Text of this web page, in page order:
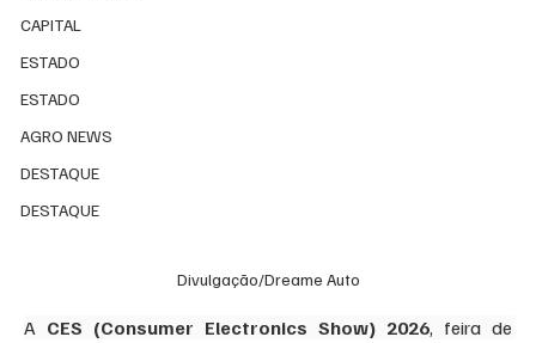
CAPITAL
ESTADO
ESTADO
AGRO NEWS
DESTAQUE
DESTAQUE
Divulgação/Dreame Auto
A CES (Consumer Electronics Show) 2026, feira de